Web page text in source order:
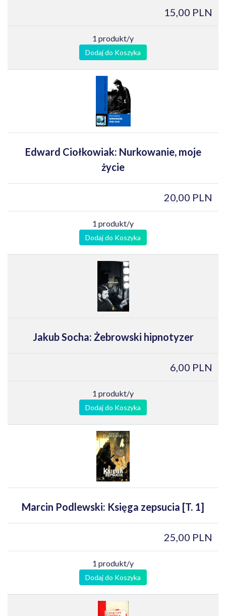
15,00 PLN
1 produkt/y
Dodaj do Koszyka
Edward Ciołkowiak: Nurkowanie, moje
życie
20,00 PLN
1 produkt/y
Dodaj do Koszyka
Jakub Socha: Żebrowski hipnotyzer
6,00 PLN
1 produkt/y
Dodaj do Koszyka
Marcin Podlewski: Księga zepsucia [T. 1]
25,00 PLN
1 produkt/y
Dodaj do Koszyka